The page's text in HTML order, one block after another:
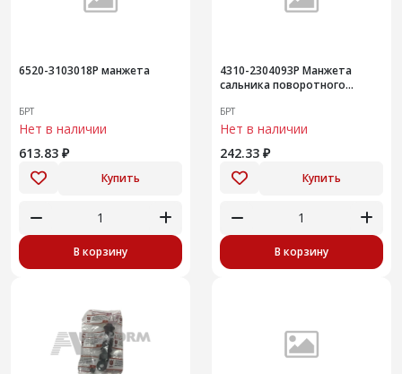
6520-3103018Р манжета
БРТ
Нет в наличии
613.83 ₽
Купить
В корзину
4310-2304093Р Манжета
сальника поворотного
БРТ
Нет в наличии
242.33 ₽
Купить
В корзину